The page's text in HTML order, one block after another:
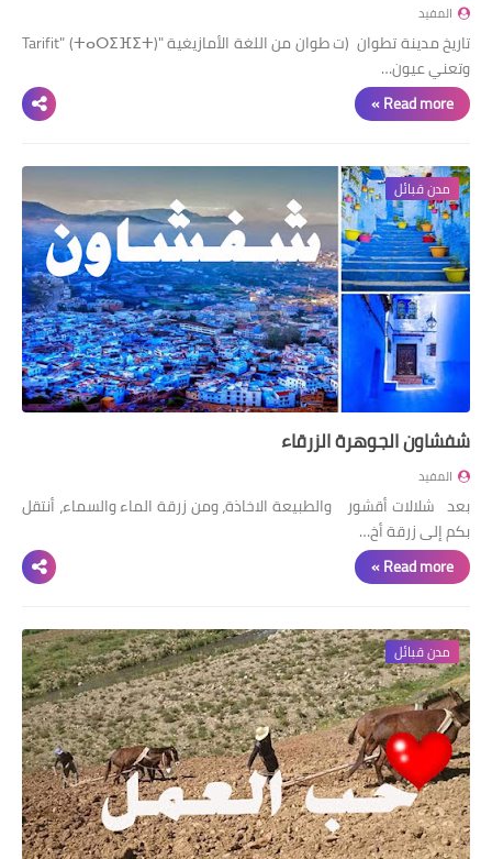
المفيد
تاريخ مدينة تطوان (ت طوان من اللغة الأمازيغية "Tarifit" (ⵜⴰⵔⵉⴼⵉⵜ)
وتعني عيون…
Read more »
مدن قبائل
شفشاون الجوهرة الزرقاء
المفيد
بعد شلالات أقشور والطبيعة الاخاذة، ومن زرقة الماء والسماء، أنتقل
بكم إلى زرقة أخ…
Read more »
مدن قبائل